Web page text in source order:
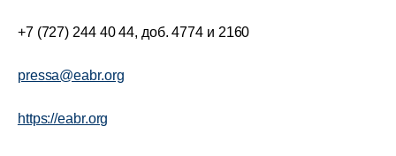
+7 (727) 244 40 44, доб. 4774 и 2160
pressa@eabr.org
https://eabr.org